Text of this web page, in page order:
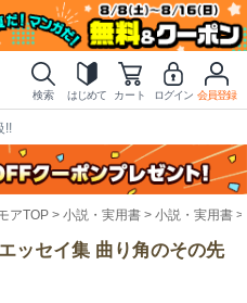
検索 はじめて カート ログイン 会員登録
!!
アTOP 小説・実用書 小説・実用書
ッセイ集 曲り角のその先